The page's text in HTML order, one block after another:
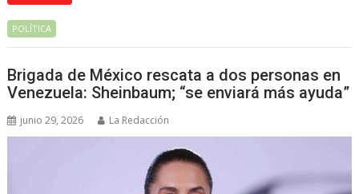
POLÍTICA
Brigada de México rescata a dos personas en
Venezuela: Sheinbaum; “se enviará más ayuda”
junio 29, 2026 La Redacción